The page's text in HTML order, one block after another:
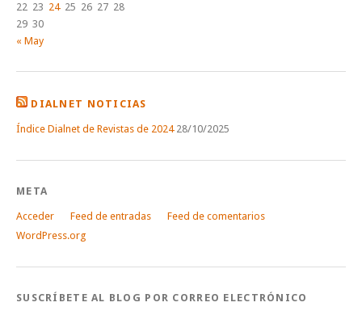
22 23 24 25 26 27 28
29 30
« May
DIALNET NOTICIAS
Índice Dialnet de Revistas de 2024 28/10/2025
META
Acceder Feed de entradas
Feed de comentarios
WordPress.org
SUSCRÍBETE AL BLOG POR CORREO ELECTRÓNICO